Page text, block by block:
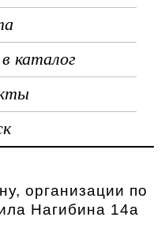
каталог
организации по
Нагибина 14а